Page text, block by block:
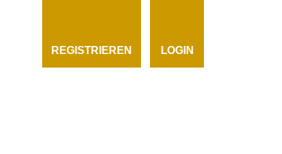
REGISTRIEREN LOGIN